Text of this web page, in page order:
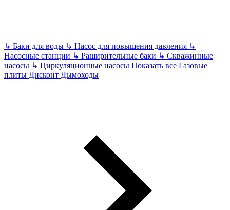
↳ Баки для воды ↳ Насос для повышения давления ↳
Насосные станции ↳ Раширительные баки ↳ Скважинные
насосы ↳ Циркуляционные насосы Показать все Газовые
плиты Дисконт Дымоходы